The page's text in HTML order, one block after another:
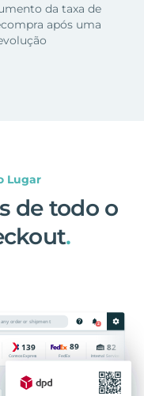
da taxa de
após uma
Lugar
de todo o
.